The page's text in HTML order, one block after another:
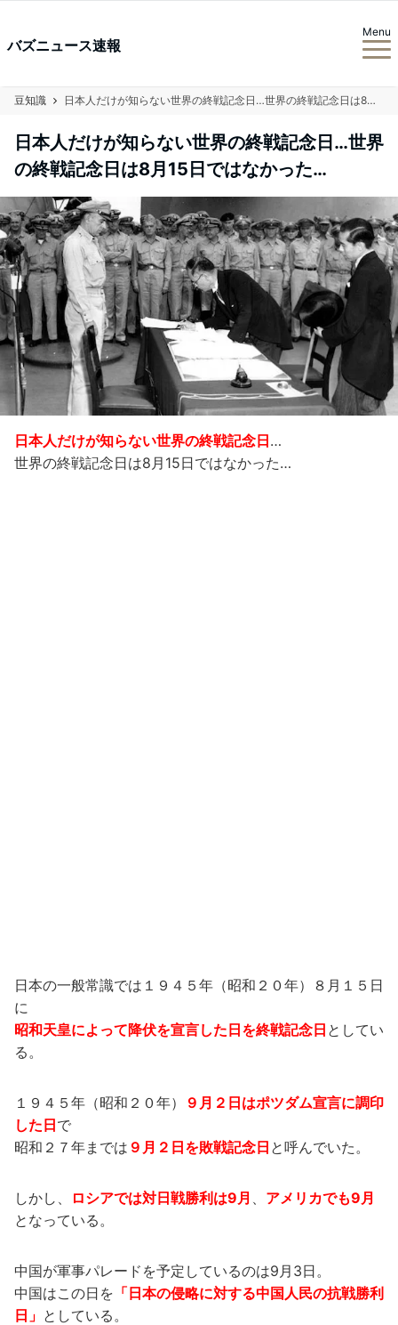
バズニュース速報
Menu
豆知識 日本人だけが知らない世界の終戦記念日…世界の終戦記念日は8月15日ではなかった…
日本人だけが知らない世界の終戦記念日…世界
の終戦記念日は8月15日ではなかった…
日本人だけが知らない世界の終戦記念日…
世界の終戦記念日は8月15日ではなかった…
日本の一般常識では１９４５年（昭和２０年）８月１５日
に
昭和天皇によって降伏を宣言した日を終戦記念日 としてい
る。
１９４５年（昭和２０年）
９月２日はポツダム宣言に調印
した日で
昭和２７年までは ９月２日を敗戦記念日 と呼んでいた。
しかし、 ロシアでは対日戦勝利は9月
アメリカでも9月
となっている。
中国が軍事パレードを予定しているのは9月3日。
中国はこの日を 「日本の侵略に対する中国人民の抗戦勝利
日」 としている。